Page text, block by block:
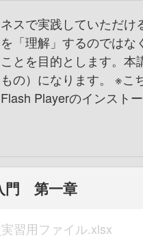
スで実践していただけ
「理解」するのではな
とを目的とします。本
の）になります。 ※こ
Playerのインスト
門 第一章
習用ファイル.xlsx